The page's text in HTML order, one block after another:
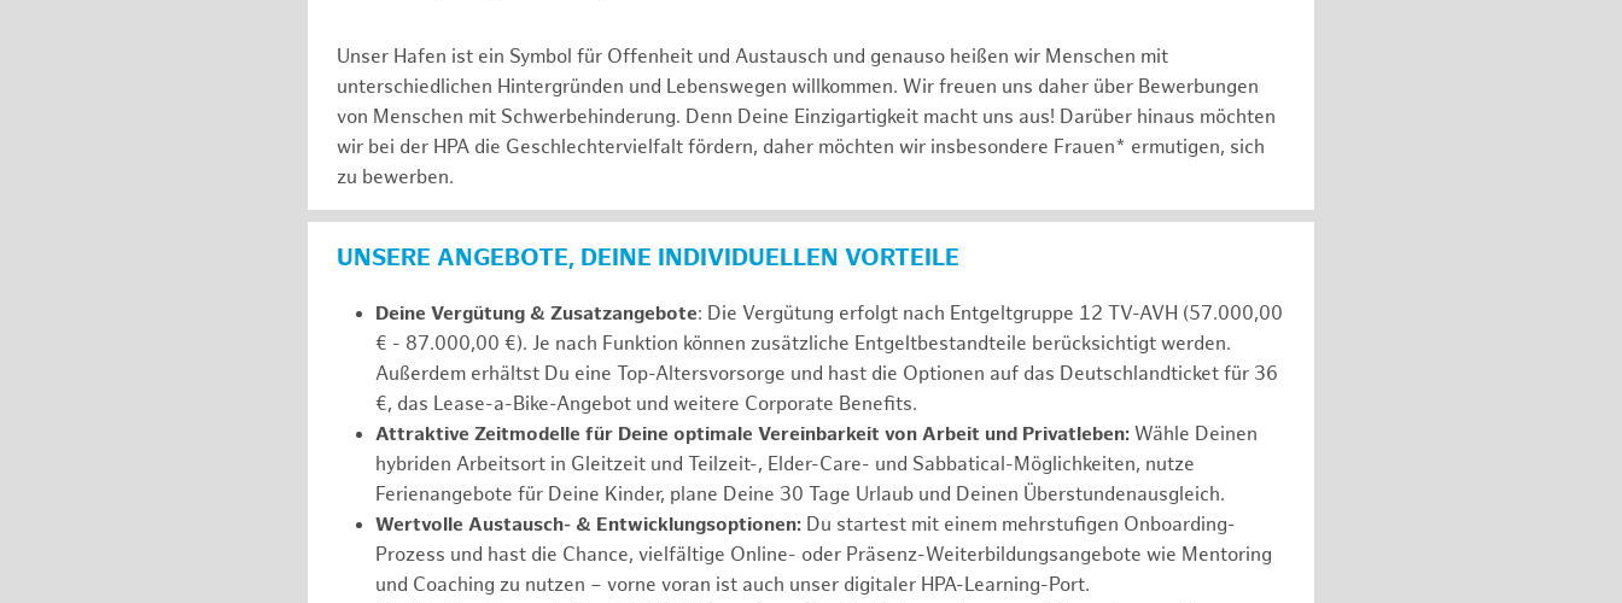
Unser Hafen ist ein Symbol für Offenheit und Austausch und genauso heißen wir Menschen mit
unterschiedlichen Hintergründen und Lebenswegen willkommen. Wir freuen uns daher über Bewerbungen
von Menschen mit Schwerbehinderung. Denn Deine Einzigartigkeit macht uns aus! Darüber hinaus möchten
wir bei der HPA die Geschlechtervielfalt fördern, daher möchten wir insbesondere Frauen* ermutigen, sich
zu bewerben.
UNSERE ANGEBOTE, DEINE INDIVIDUELLEN VORTEILE
Deine Vergütung & Zusatzangebote: Die Vergütung erfolgt nach Entgeltgruppe 12 TV-AVH (57.000,00
€ - 87.000,00 €). Je nach Funktion können zusätzliche Entgeltbestandteile berücksichtigt werden.
Außerdem erhältst Du eine Top-Altersvorsorge und hast die Optionen auf das Deutschlandticket für 36
€, das Lease-a-Bike-Angebot und weitere Corporate Benefits.
Attraktive Zeitmodelle für Deine optimale Vereinbarkeit von Arbeit und Privatleben: Wähle Deinen
hybriden Arbeitsort in Gleitzeit und Teilzeit-, Elder-Care- und Sabbatical-Möglichkeiten, nutze
Ferienangebote für Deine Kinder, plane Deine 30 Tage Urlaub und Deinen Überstundenausgleich.
Wertvolle Austausch- & Entwicklungsoptionen: Du startest mit einem mehrstufigen Onboarding-
Prozess und hast die Chance, vielfältige Online- oder Präsenz-Weiterbildungsangebote wie Mentoring
und Coaching zu nutzen – vorne voran ist auch unser digitaler HPA-Learning-Port.